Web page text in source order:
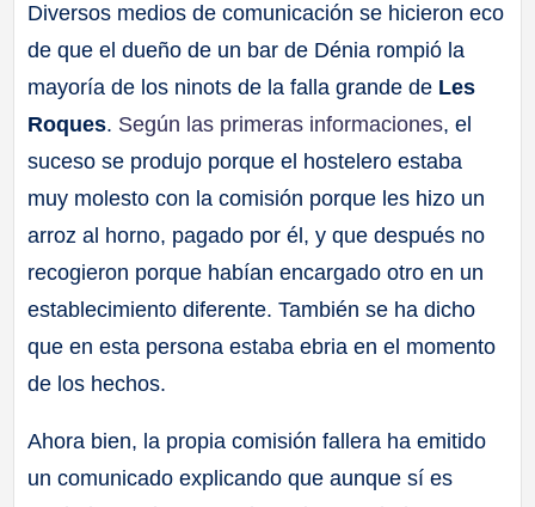
Diversos medios de comunicación se hicieron eco
de que el dueño de un bar de Dénia rompió la
mayoría de los ninots de la falla grande de Les
Roques. Según las primeras informaciones, el
suceso se produjo porque el hostelero estaba
muy molesto con la comisión porque les hizo un
arroz al horno, pagado por él, y que después no
recogieron porque habían encargado otro en un
establecimiento diferente. También se ha dicho
que en esta persona estaba ebria en el momento
de los hechos.
Ahora bien, la propia comisión fallera ha emitido
un comunicado explicando que aunque sí es